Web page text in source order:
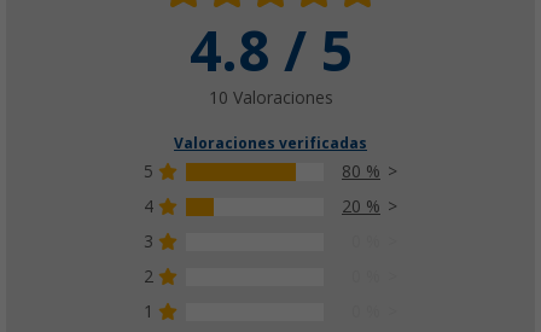
4.8 / 5
10 Valoraciones
Valoraciones verificadas
5
80 %
4
20 %
3
2
1